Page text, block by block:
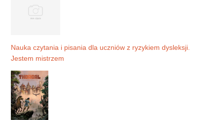
Nauka czytania i pisania dla uczniów z ryzykiem dysleksji.
Jestem mistrzem